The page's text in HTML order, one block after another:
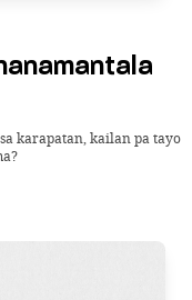
karapatan, kailan pa tayo